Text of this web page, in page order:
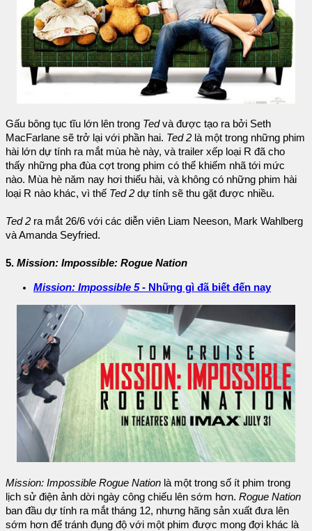
Gấu bông tục tĩu lớn lên trong Tedvà được tạo ra bởi Seth
MacFarlane sẽ trở lại với phần hai. Ted 2 là một trong những phim
hài lớn dự tính ra mắt mùa hè này, và trailer xếp loại R đã cho
thấy những pha đùa cợt trong phim có thể khiếm nhã tới mức
nào. Mùa hè năm nay hơi thiếu hài, và không có những phim hài
loại R nào khác, vì thế Ted 2 dự tính sẽ thu gặt được nhiều.
Ted 2 ra mắt 26/6 với các diễn viên Liam Neeson, Mark Wahlberg
và Amanda Seyfried.
5. Mission: Impossible: Rogue Nation
Mission: Impossible 5- Những gì đã biết đến nay
Mission: Impossible Rogue Nation là một trong số ít phim trong
lịch sử điện ảnh dời ngày công chiếu lên sớm hơn. Rogue Nation
ban đầu dự tính ra mắt tháng 12, nhưng hãng sản xuất đưa lên
sớm hơn để tránh đụng độ với một phim được mong đợi khác là